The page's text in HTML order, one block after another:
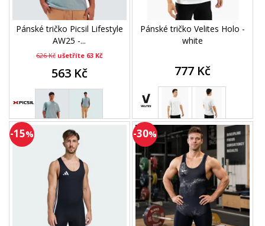
Pánské tričko Picsil Lifestyle
AW25 -...
626 Kč ušetříte 63 Kč
563 Kč
Pánské tričko Velites Holo -
white
777 Kč
-15% -30%